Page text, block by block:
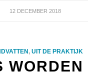
12 DECEMBER 2018
,UIT DE PRAKTIJK
WORDEN